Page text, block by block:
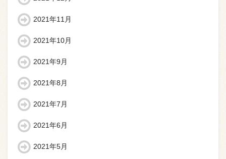
2021年11月
2021年10月
2021年9月
2021年8月
2021年7月
2021年6月
2021年5月